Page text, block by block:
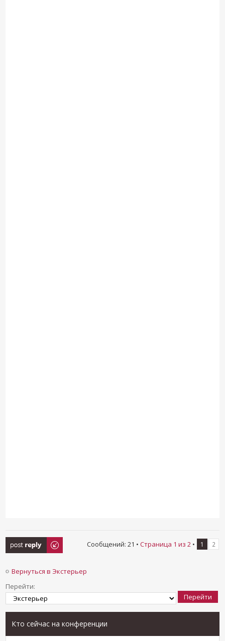
Ответить Сообщений: 21 • Страница 1 из 2• 1 2
Вернуться в Экстерьер
Перейти:
Кто сейчас на конференции